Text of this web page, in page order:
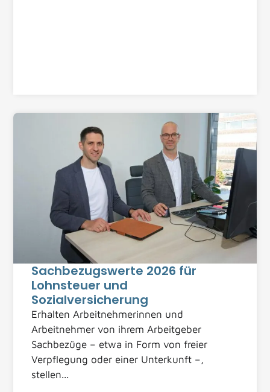
Sachbezugswerte 2026 für
Lohnsteuer und
Sozialversicherung
Erhalten Arbeitnehmerinnen und
Arbeitnehmer von ihrem Arbeitgeber
Sachbezüge – etwa in Form von freier
Verpflegung oder einer Unterkunft –,
stellen...